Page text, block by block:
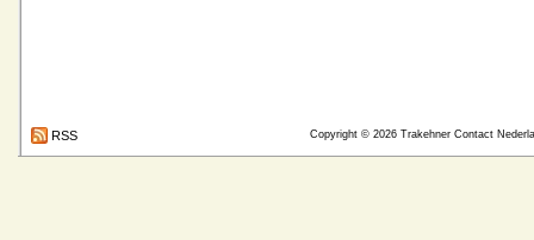
Copyright © 2026 Trakehner Contact
RSS